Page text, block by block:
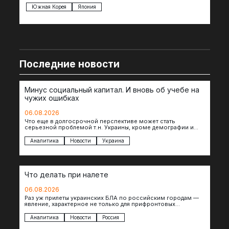
Южная Корея Япония
Последние новости
Минус социальный капитал. И вновь об учебе на
чужих ошибках
06.08.2026
Что еще в долгосрочной перспективе может стать
серьезной проблемой т.н. Украины, кроме демографии и
которых будет…
Аналитика Новости Украина
Что делать при налете
06.08.2026
Раз уж прилеты украинских БЛА по российским городам —
явление, характерное не только для прифронтовых
Аналитика Новости Россия